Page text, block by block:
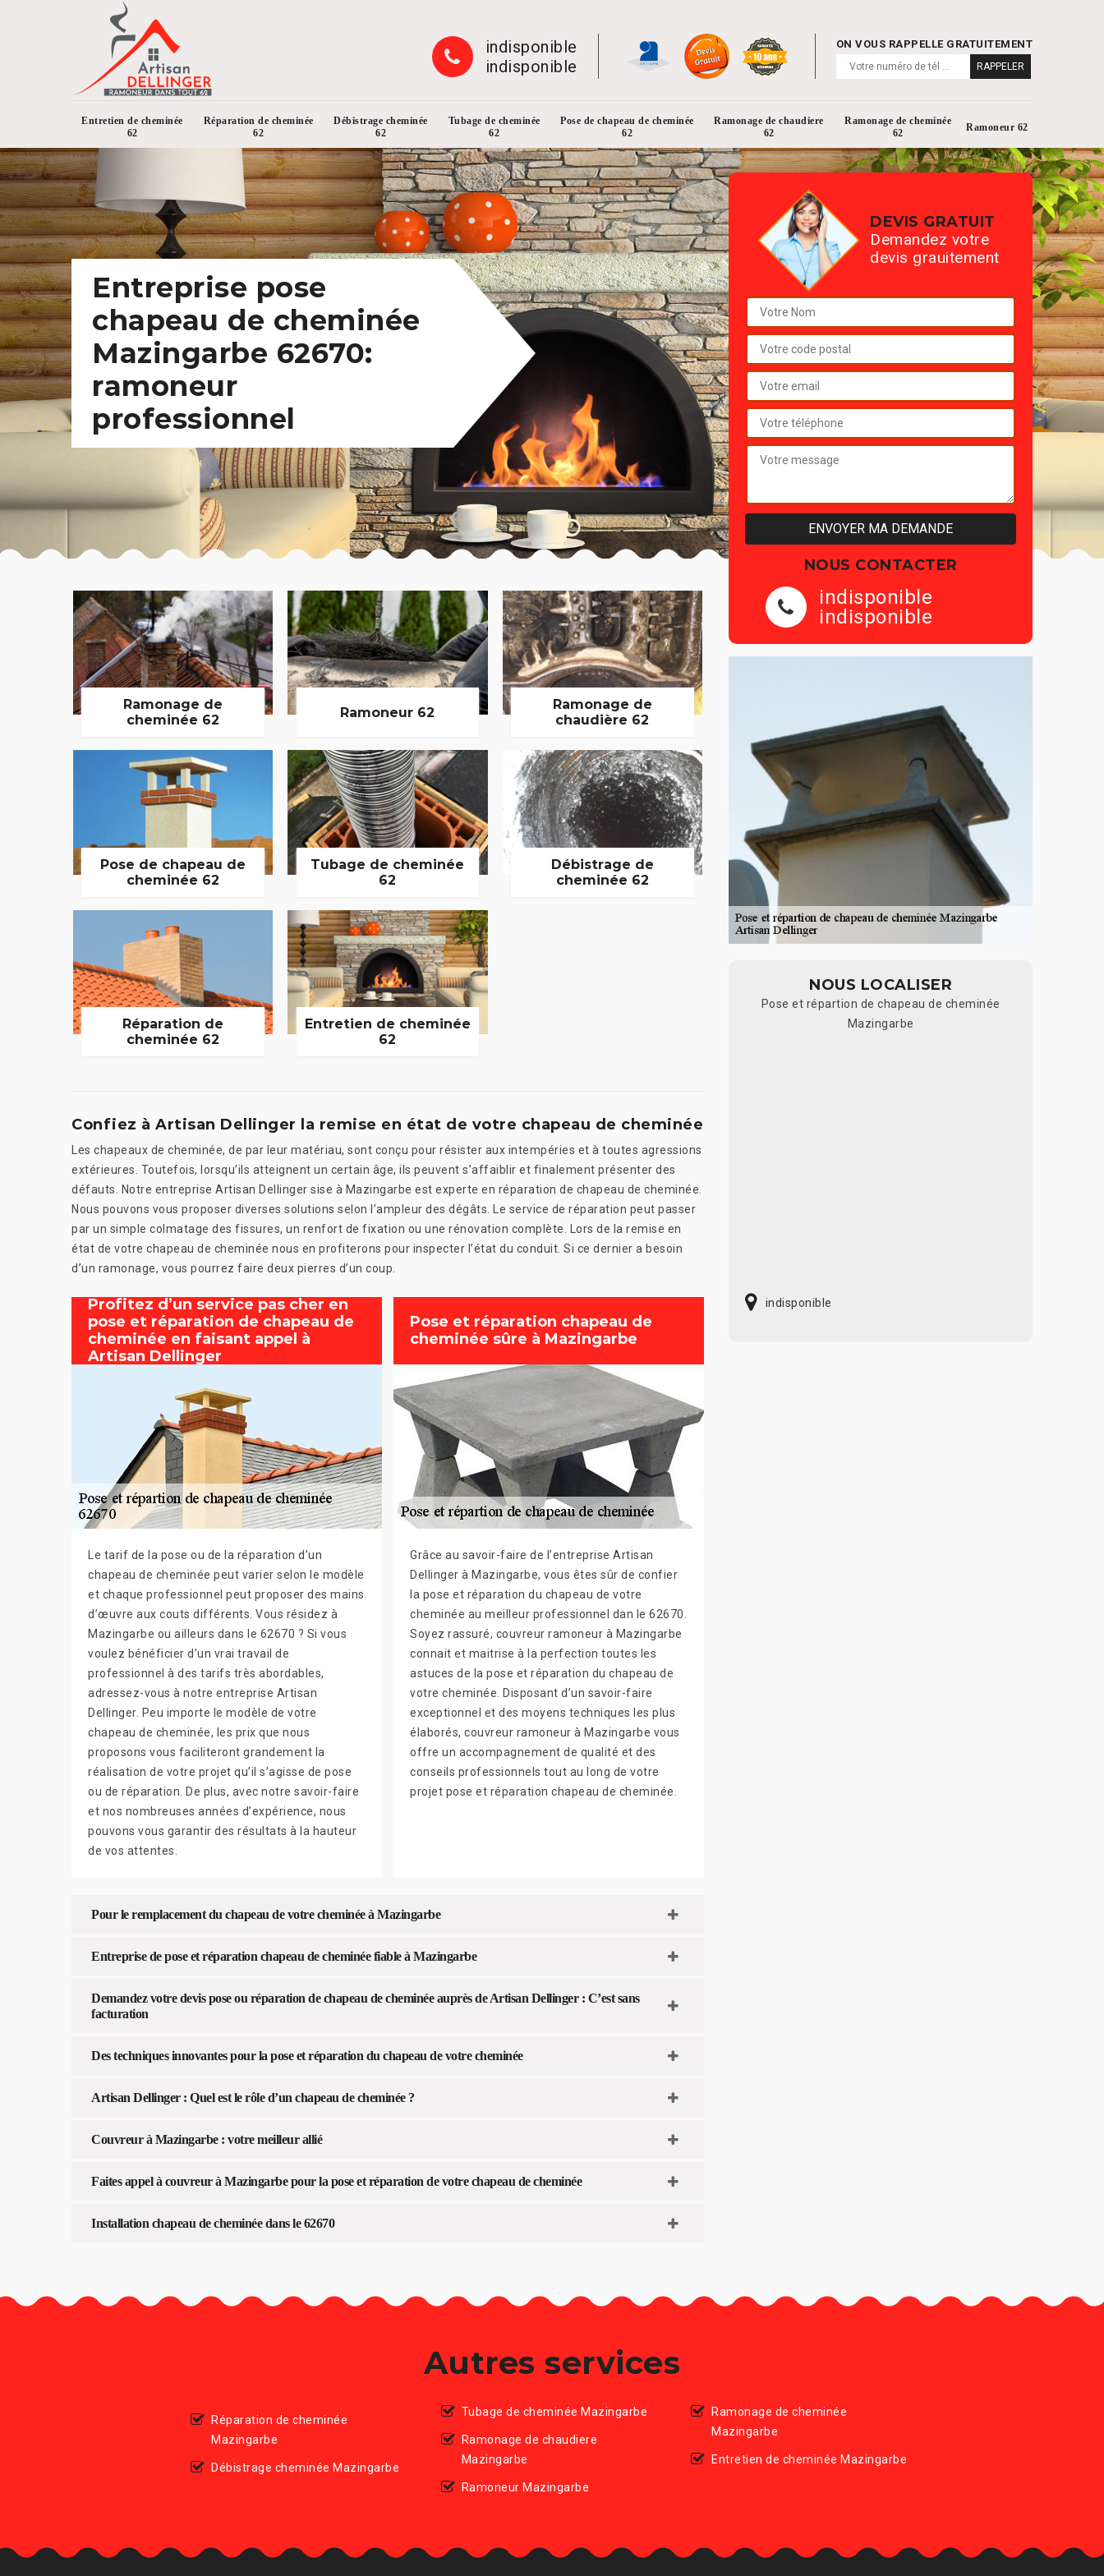
indisponible
indisponible
ON VOUS RAPPELLE GRATUITEMENT
Entretien de cheminée
62
Réparation de cheminée
62
Débistrage cheminée
62
Tubage de cheminée
62
Pose de chapeau de cheminée
62
Ramonage de chaudiere
62
Ramonage de cheminée
62
Ramoneur 62
Entreprise pose
chapeau de cheminée
Mazingarbe 62670:
ramoneur
professionnel
Ramonage de
cheminée 62
Ramoneur 62
Ramonage de
chaudière 62
Pose de chapeau de
cheminée 62
Tubage de cheminée
62
Débistrage de
cheminée 62
Réparation de
cheminée 62
Entretien de cheminée
62
Confiez à Artisan Dellinger la remise en état de votre chapeau de cheminée
Les chapeaux de cheminée, de par leur matériau, sont conçu pour résister aux intempéries et à toutes agressions
extérieures. Toutefois, lorsqu’ils atteignent un certain âge, ils peuvent s’affaiblir et finalement présenter des
défauts. Notre entreprise Artisan Dellinger sise à Mazingarbe est experte en réparation de chapeau de cheminée.
Nous pouvons vous proposer diverses solutions selon l’ampleur des dégâts. Le service de réparation peut passer
par un simple colmatage des fissures, un renfort de fixation ou une rénovation complète. Lors de la remise en
état de votre chapeau de cheminée nous en profiterons pour inspecter l’état du conduit. Si ce dernier a besoin
d’un ramonage, vous pourrez faire deux pierres d’un coup.
Profitez d’un service pas cher en
pose et réparation de chapeau de
cheminée en faisant appel à
Artisan Dellinger
Le tarif de la pose ou de la réparation d’un
chapeau de cheminée peut varier selon le modèle
et chaque professionnel peut proposer des mains
d’œuvre aux couts différents. Vous résidez à
Mazingarbe ou ailleurs dans le 62670 ? Si vous
voulez bénéficier d’un vrai travail de
professionnel à des tarifs très abordables,
adressez-vous à notre entreprise Artisan
Dellinger. Peu importe le modèle de votre
chapeau de cheminée, les prix que nous
proposons vous faciliteront grandement la
réalisation de votre projet qu’il s’agisse de pose
ou de réparation. De plus, avec notre savoir-faire
et nos nombreuses années d’expérience, nous
pouvons vous garantir des résultats à la hauteur
de vos attentes.
Pose et réparation chapeau de
cheminée sûre à Mazingarbe
Grâce au savoir-faire de l’entreprise Artisan
Dellinger à Mazingarbe, vous êtes sûr de confier
la pose et réparation du chapeau de votre
cheminée au meilleur professionnel dan le 62670.
Soyez rassuré, couvreur ramoneur à Mazingarbe
connait et maitrise à la perfection toutes les
astuces de la pose et réparation du chapeau de
votre cheminée. Disposant d’un savoir-faire
exceptionnel et des moyens techniques les plus
élaborés, couvreur ramoneur à Mazingarbe vous
offre un accompagnement de qualité et des
conseils professionnels tout au long de votre
projet pose et réparation chapeau de cheminée.
Pour le remplacement du chapeau de votre cheminée à Mazingarbe
Entreprise de pose et réparation chapeau de cheminée fiable à Mazingarbe
Demandez votre devis pose ou réparation de chapeau de cheminée auprès de Artisan Dellinger : C’est sans
facturation
Des techniques innovantes pour la pose et réparation du chapeau de votre cheminée
Artisan Dellinger : Quel est le rôle d’un chapeau de cheminée ?
Couvreur à Mazingarbe : votre meilleur allié
Faites appel à couvreur à Mazingarbe pour la pose et réparation de votre chapeau de cheminée
Installation chapeau de cheminée dans le 62670
DEVIS GRATUIT
Demandez votre
devis grauitement
NOUS CONTACTER
indisponible
indisponible
NOUS LOCALISER
Pose et répartion de chapeau de cheminée
Mazingarbe
indisponible
Autres services
Réparation de cheminée
Mazingarbe
Débistrage cheminée Mazingarbe
Tubage de cheminée Mazingarbe
Ramonage de chaudiere
Mazingarbe
Ramoneur Mazingarbe
Ramonage de cheminée
Mazingarbe
Entretien de cheminée Mazingarbe